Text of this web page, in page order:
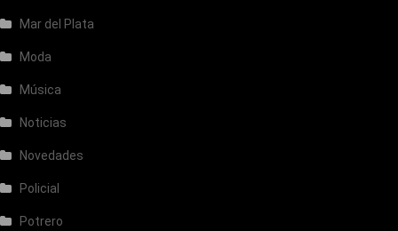
Mar del Plata
Moda
Música
Noticias
Novedades
Policial
Potrero